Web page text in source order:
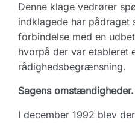
Denne klage vedrører
indklagede har pådraget
forbindelse med en
hvorpå der var etableret
rådighedsbegrænsning.
Sagens omstændigheder.
I december 1992 blev